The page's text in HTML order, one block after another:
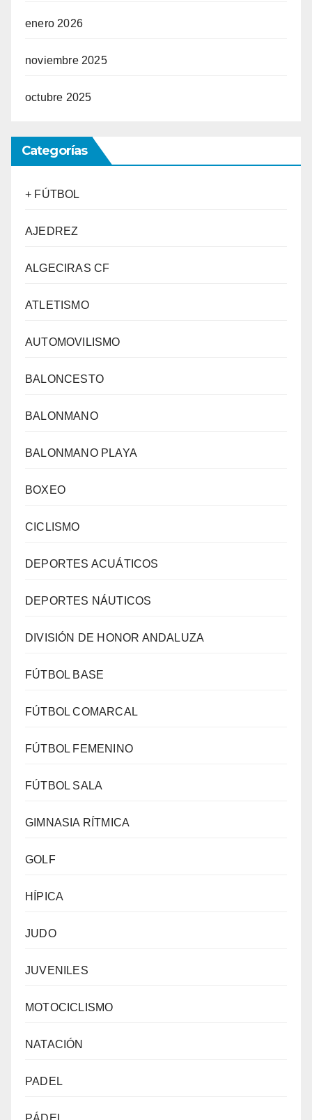
enero 2026
noviembre 2025
octubre 2025
Categorías
+ FÚTBOL
AJEDREZ
ALGECIRAS CF
ATLETISMO
AUTOMOVILISMO
BALONCESTO
BALONMANO
BALONMANO PLAYA
BOXEO
CICLISMO
DEPORTES ACUÁTICOS
DEPORTES NÁUTICOS
DIVISIÓN DE HONOR ANDALUZA
FÚTBOL BASE
FÚTBOL COMARCAL
FÚTBOL FEMENINO
FÚTBOL SALA
GIMNASIA RÍTMICA
GOLF
HÍPICA
JUDO
JUVENILES
MOTOCICLISMO
NATACIÓN
PADEL